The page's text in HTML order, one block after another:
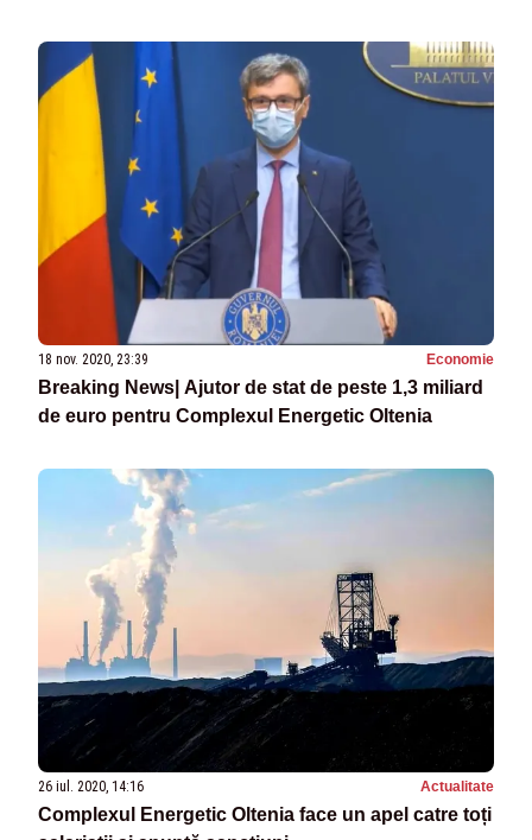
18 nov. 2020, 23:39 Economie
Breaking News| Ajutor de stat de peste 1,3 miliard
de euro pentru Complexul Energetic Oltenia
26 iul. 2020, 14:16 Actualitate
Complexul Energetic Oltenia face un apel catre toți